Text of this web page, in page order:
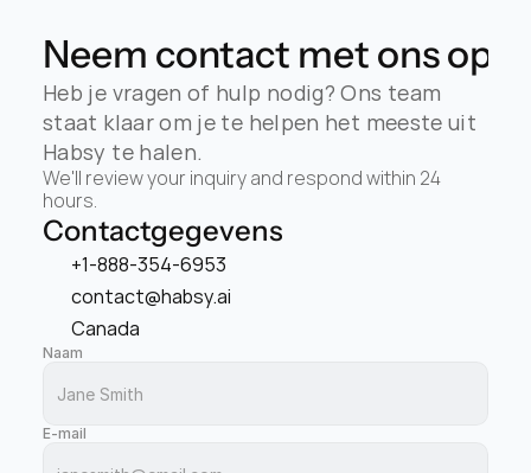
Neem contact met ons op
Heb je vragen of hulp nodig? Ons team
staat klaar om je te helpen het meeste uit
Habsy te halen.
We'll review your inquiry and respond within 24
hours.
Contactgegevens
+1-888-354-6953
contact@habsy.ai
Canada
Naam
E-mail